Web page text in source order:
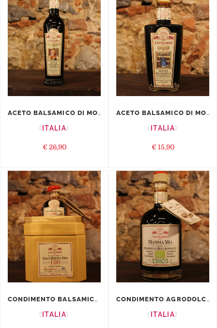
ACETO BALSAMICO DI MODENA IGP ERCOL...
ITALIA
€ 26,90
ACETO BALSAMICO DI MODENA IGP MATIL...
ITALIA
€ 15,90
CONDIMENTO BALSAMICO GRAN RISERVA O...
ITALIA
CONDIMENTO AGRODOLCE MELA BIO ̶...
ITALIA